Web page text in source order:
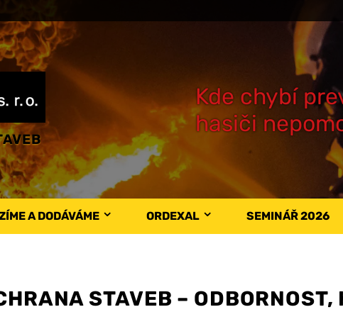
Kde chybí
hasiči
A DODÁVÁME ORDEXAL SEMINÁŘ 2026
STAVEB –